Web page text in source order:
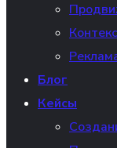
Блог
Кейсы